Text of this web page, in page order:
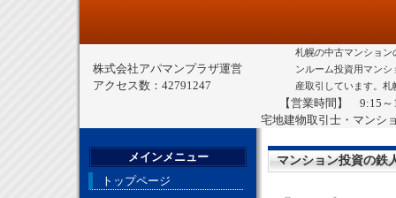
株式会社アパマンプラザ運営
アクセス数：42791247
札幌の中古マンショ
ンルーム投資用マン
産取引しています。
【営業時間】 9:15
宅地建物取引士・マンシ
マンション投資の鉄
メインメニュー
トップページ